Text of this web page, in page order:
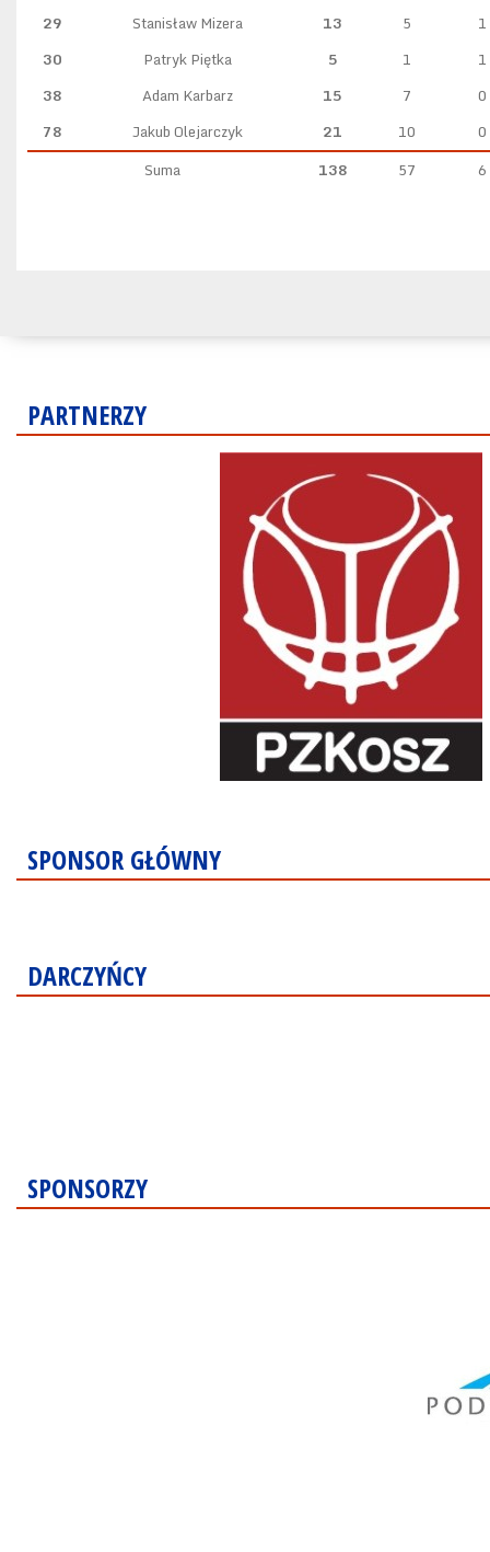
29
Stanisław Mizera 13 5
1
30
Patryk Piętka 5 1
1
38
Adam Karbarz 15 7
0
78
Jakub Olejarczyk 21 10
0
Suma
138 57 6
PARTNERZY
SPONSOR GŁÓWNY
DARCZYŃCY
SPONSORZY